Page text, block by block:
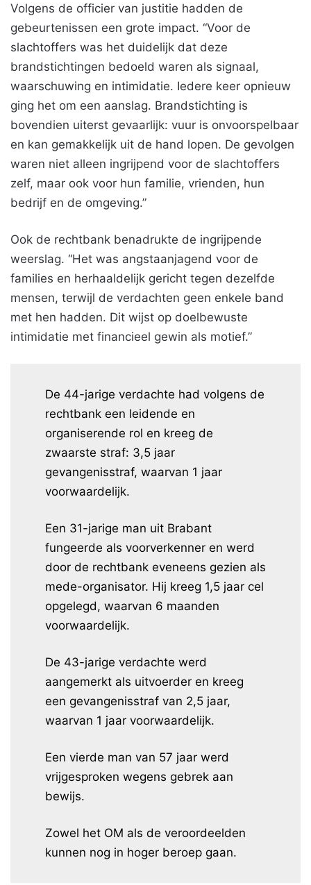
Volgens de officier van justitie hadden de
gebeurtenissen een grote impact. “Voor de
slachtoffers was het duidelijk dat deze
brandstichtingen bedoeld waren als signaal,
waarschuwing en intimidatie. Iedere keer opnieuw
ging het om een aanslag. Brandstichting is
bovendien uiterst gevaarlijk: vuur is onvoorspelbaar
en kan gemakkelijk uit de hand lopen. De gevolgen
waren niet alleen ingrijpend voor de slachtoffers
zelf, maar ook voor hun familie, vrienden, hun
bedrijf en de omgeving.”
Ook de rechtbank benadrukte de ingrijpende
weerslag. “Het was angstaanjagend voor de
families en herhaaldelijk gericht tegen dezelfde
mensen, terwijl de verdachten geen enkele band
met hen hadden. Dit wijst op doelbewuste
intimidatie met financieel gewin als motief.”
De 44-jarige verdachte had volgens de
rechtbank een leidende en
organiserende rol en kreeg de
zwaarste straf: 3,5 jaar
gevangenisstraf, waarvan 1 jaar
voorwaardelijk.
Een 31-jarige man uit Brabant
fungeerde als voorverkenner en werd
door de rechtbank eveneens gezien als
mede-organisator. Hij kreeg 1,5 jaar cel
opgelegd, waarvan 6 maanden
voorwaardelijk.
De 43-jarige verdachte werd
aangemerkt als uitvoerder en kreeg
een gevangenisstraf van 2,5 jaar,
waarvan 1 jaar voorwaardelijk.
Een vierde man van 57 jaar werd
vrijgesproken wegens gebrek aan
bewijs.
Zowel het OM als de veroordeelden
kunnen nog in hoger beroep gaan.